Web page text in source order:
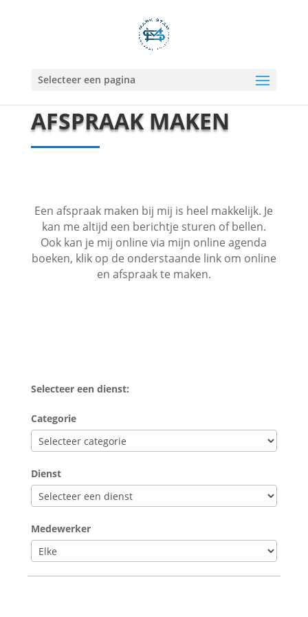
Selecteer een pagina
AFSPRAAK MAKEN
Een afspraak maken bij mij is heel makkelijk. Je
kan me altijd een berichtje sturen of bellen.
Ook kan je mij online via mijn online agenda
boeken, klik op de onderstaande link om online
en afspraak te maken.
Selecteer een dienst:
Categorie
Dienst
Medewerker